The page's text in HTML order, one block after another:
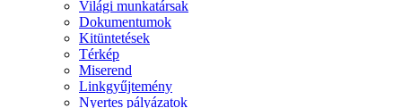
Világi munkatársak
Dokumentumok
Kitüntetések
Térkép
Miserend
Linkgyűjtemény
Nyertes pályázatok